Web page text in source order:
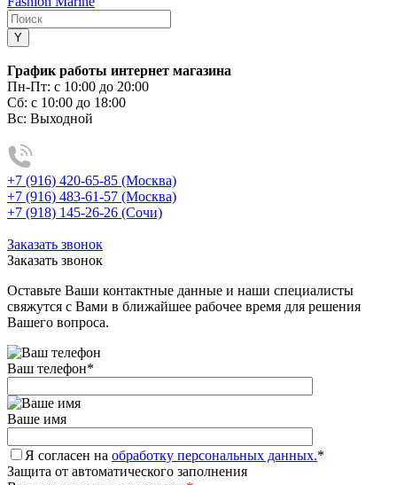
График работы интернет магазина
Пн-Пт: с 10:00 до 20:00
Сб: с 10:00 до 18:00
Вс: Выходной
+7 (916) 420-65-85 (Москва)
+7 (916) 483-61-57 (Москва)
+7 (918) 145-26-26 (Сочи)
Заказать звонок
Заказать звонок
Оставьте Ваши контактные данные и наши специалисты
свяжутся с Вами в ближайшее рабочее время для решения
Вашего вопроса.
Ваш телефон*
Ваше имя
Я согласен на обработку персональных данных.*
Защита от автоматического заполнения